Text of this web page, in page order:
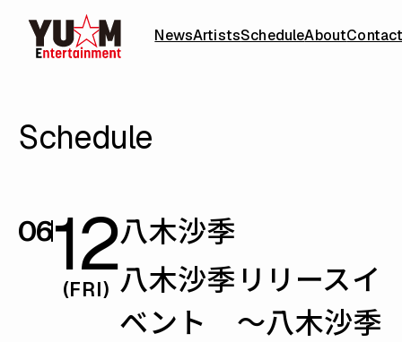
NewsArtistsScheduleAbout
Schedule
0612
(FRI)
八木沙季
八木沙季リリースイ
ベント 〜八木沙季